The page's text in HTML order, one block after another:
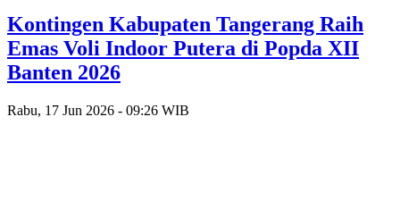
Kontingen Kabupaten Tangerang Raih
Emas Voli Indoor Putera di Popda XII
Banten 2026
Rabu, 17 Jun 2026 - 09:26 WIB